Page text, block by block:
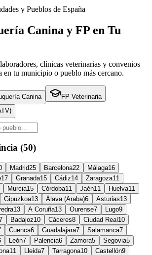
y Pueblos de España
Canina y FP en Tu
clínicas veterinarias y convenios
en tu municipio o pueblo más cercano.
Canina
FP Veterinaria
(50)
Madrid25 Barcelona22 Málaga16
17 Granada15 Cádiz14 Zaragoza11
Murcia15 Córdoba11 Jaén11 Huelva11
Gipuzkoa13 Álava (Araba)6 Asturias13
13 A Coruña13 Ourense7 Lugo9
Badajoz10 Cáceres8 Ciudad Real 10
Cuenca6 Guadalajara7 Salamanca7
León7 Palencia6 Zamora5 Segovia5
11 Lleida7 Tarragona10 Castellón9